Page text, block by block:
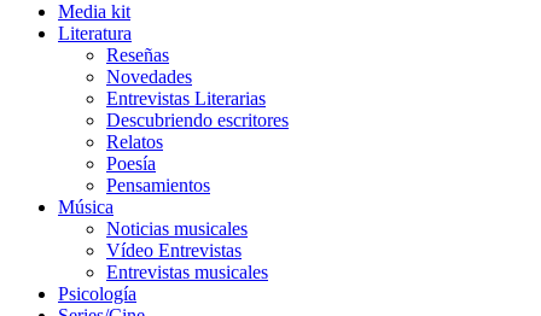
Media kit
Literatura
Reseñas
Novedades
Entrevistas Literarias
Descubriendo escritores
Relatos
Poesía
Pensamientos
Música
Noticias musicales
Vídeo Entrevistas
Entrevistas musicales
Psicología